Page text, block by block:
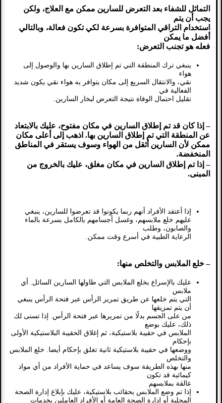
التماثل للشفاء بعد التعرض للسارين ممكن مع العلاج، ولكن
يجب أن يتم
استخدام التراقي المتوافرة بسرعة لكي تكون فعالة، وبالتالي
أفضل ما يمكن
فعله هو تجنب التعرض:
ينبغي ترك المنطقة التي تم إطلاق السارين بها والوصول إلى
هواء
نقي، والانتقال السريع إلى مكان يتوافر به هواء نقي يكون شديد
الفعالية في
تقليل احتمال الوفاة نتيجة التعرض لبخار السارين.
– إذا كان قد تم إطلاق السارين في مكان مفتوح، عليك بالابتعاد
عن المنطقة التي تم إطلاق السارين بها. اذهب إلى أعلى مكان
ممكن لأن السارين أثقل من الهواء وسوف يستقر في المناطق
المنخفضة.
– إذا تم إطلاق السارين في مكان مغلق، عليك بالخروج من
المبنى.
إذا أعتقد الأفراد أنهم ربما يكونوا قد تعرضوا للسارين، ينبغي
عليهم خلع ملابسهم، وغسل أجسامهم بالكامل بسرعة بالماء
والصابون، وطلب
الرعاية الطبية في أسرع وقت ممكن.
– خلع الملابس والتخلص منها:
عليك بالإسراع بخلع الملابس التي طاولها السارين السائل. أي
ملابس
التي يتم خلعها عن طريق تمرير الرأس عبر فتحة الرأس ينبغي
أن يتم تمزيقها
من على الجسم بدلًا من تمريرها عبر فتحة الرأس. إذا تسنى لك
ذلك، عليك بوضع
الملابس في حقيبة بلاستيكية، ثم إغلاق الحقيبة البلاستيكية الأولى
بإحكام
ووضعها في حقيبة بلاستيكية ثانية تغلق بإحكام أيضا. خلع الملابس
والتخلص
منها بهذه الطريقة سوف يساعد في حماية الأفراد من أي مواد
كيمائية قد تكون
عالقة بملابسهم
إذا تم وضع الملابس بحقائب بلاستيكية، عليك بإبلاغ إدارة الصحة
المحلية أو إدارة الصحة العامة أو الأفراد العاملين بخدمات